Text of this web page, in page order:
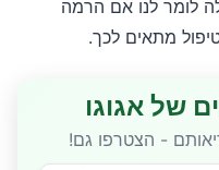
לומר לנו אם הרמה
מתאים לכך.
של אגוגו
- הצטרפו גם!